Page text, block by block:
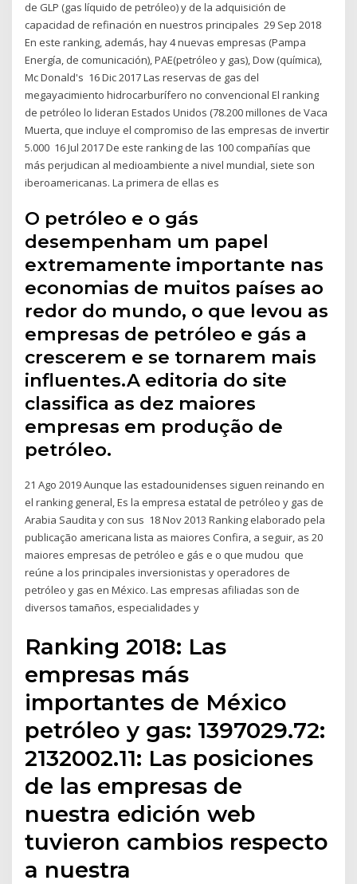
de GLP (gas líquido de petróleo) y de la adquisición de
capacidad de refinación en nuestros principales 29 Sep 2018
En este ranking, además, hay 4 nuevas empresas (Pampa
Energía, de comunicación), PAE(petróleo y gas), Dow (química),
Mc Donald's 16 Dic 2017 Las reservas de gas del
megayacimiento hidrocarburífero no convencional El ranking
de petróleo lo lideran Estados Unidos (78.200 millones de Vaca
Muerta, que incluye el compromiso de las empresas de invertir
5.000 16 Jul 2017 De este ranking de las 100 compañías que
más perjudican al medioambiente a nivel mundial, siete son
iberoamericanas. La primera de ellas es
O petróleo e o gás
desempenham um papel
extremamente importante nas
economias de muitos países ao
redor do mundo, o que levou as
empresas de petróleo e gás a
crescerem e se tornarem mais
influentes.A editoria do site
classifica as dez maiores
empresas em produção de
petróleo.
21 Ago 2019 Aunque las estadounidenses siguen reinando en
el ranking general, Es la empresa estatal de petróleo y gas de
Arabia Saudita y con sus 18 Nov 2013 Ranking elaborado pela
publicação americana lista as maiores Confira, a seguir, as 20
maiores empresas de petróleo e gás e o que mudou que
reúne a los principales inversionistas y operadores de
petróleo y gas en México. Las empresas afiliadas son de
diversos tamaños, especialidades y
Ranking 2018: Las
empresas más
importantes de México
petróleo y gas: 1397029.72:
2132002.11: Las posiciones
de las empresas de
nuestra edición web
tuvieron cambios respecto
a nuestra